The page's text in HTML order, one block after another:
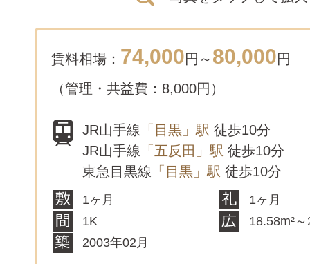
賃料相場： 74,000円～ 80,000円
（管理・共益費：8,000円）
JR山手線 「目黒」駅 徒歩10分
JR山手線 「五反田」駅 徒歩10分
東急目黒線 「目黒」駅 徒歩10分
1ヶ月
1ヶ月
1K
18.58m²
2003年02月